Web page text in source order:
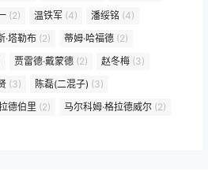
(2) 温铁军 (4) 潘绥铭 (4)
·塔勒布 (2) 蒂姆·哈福德 (2)
贾雷德·戴蒙德 (2) 赵冬梅 (3)
(3) 陈磊(二混子) (3)
德伯里 (2) 马尔科姆·格拉德威尔 (2)